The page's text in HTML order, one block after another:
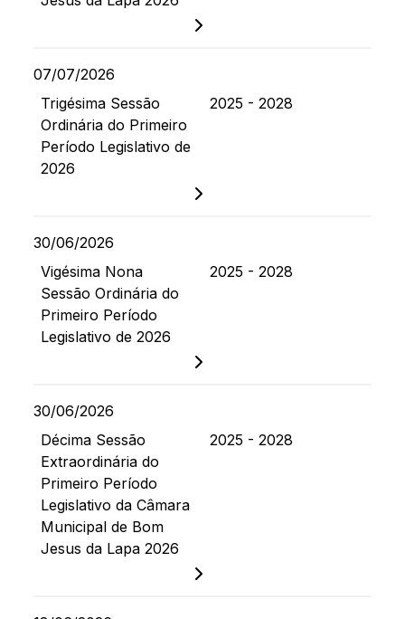
07/07/2026
Trigésima Sessão
Ordinária do Primeiro
Período Legislativo de
2026
2025 - 2028
30/06/2026
Vigésima Nona
Sessão Ordinária do
Primeiro Período
Legislativo de 2026
2025 - 2028
30/06/2026
Décima Sessão
Extraordinária do
Primeiro Período
Legislativo da Câmara
Municipal de Bom
Jesus da Lapa 2026
2025 - 2028